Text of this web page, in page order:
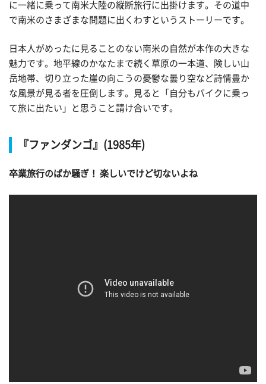
に一緒に乗って南米大陸の縦断旅行に出掛けます。その道中
で南米のさまざまな問題に出くわすというストーリーです。
日本人がめったに見ることのない南米の自然が本作の大きな
魅力です。地平線のかなたまで続く草原の一本道、険しい山
岳地帯、切り立った崖の向こうの憂鬱な曇り空など詩情豊か
な風景が見る者を圧倒します。見ると「自分もバイクに乗っ
て旅に出たい」と思うこと請け合いです。
『ファンダンゴ』(1985年)
卒業旅行のばか騒ぎ！ 楽しいでけど切ないよね